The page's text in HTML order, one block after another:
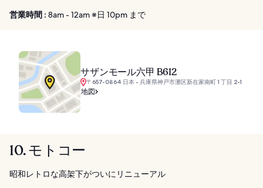
営業時間 : 8am - 12am ※日 10pm まで
サザンモール六甲 B612
〒657-0864 日本 - 兵庫県神戸市灘区新在家南町 1 丁目 2-1
地図
10. モトコー
昭和レトロな高架下がついにリニューアル